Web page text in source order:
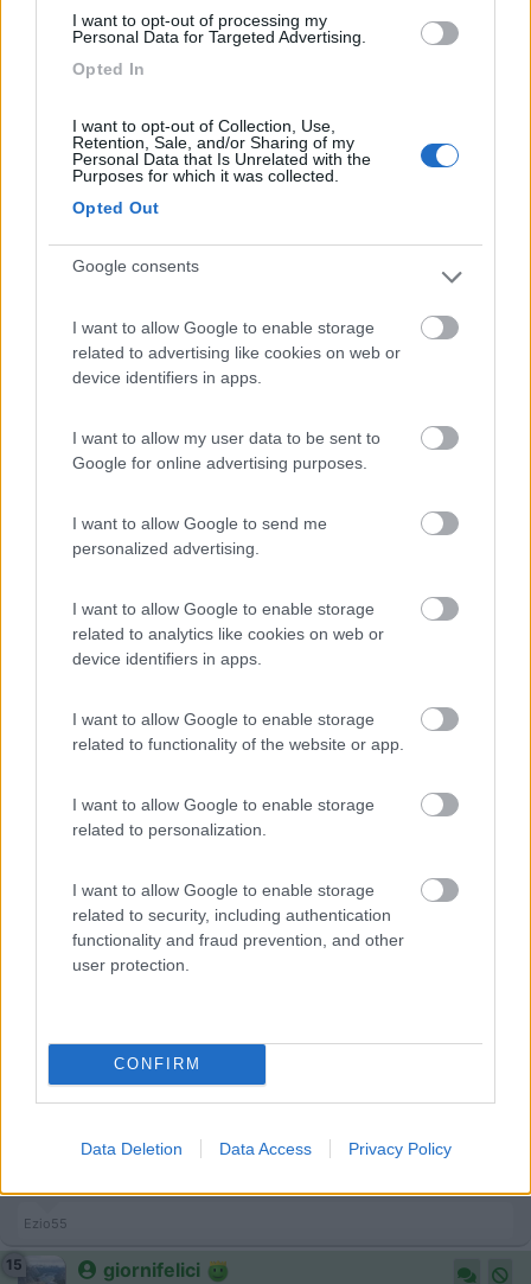
I want to opt-out of processing my
Personal Data for Targeted Advertising.
Opted In
I want to opt-out of Collection, Use,
Retention, Sale, and/or Sharing of my
Personal Data that Is Unrelated with the
Purposes for which it was collected.
Opted Out
Google consents
I want to allow Google to enable storage
related to advertising like cookies on web or
device identifiers in apps.
I want to allow my user data to be sent to
Google for online advertising purposes.
I want to allow Google to send me
personalized advertising.
I want to allow Google to enable storage
related to analytics like cookies on web or
device identifiers in apps.
I want to allow Google to enable storage
related to functionality of the website or app.
I want to allow Google to enable storage
related to personalization.
I want to allow Google to enable storage
related to security, including authentication
functionality and fraud prevention, and other
user protection.
CONFIRM
Data Deletion Data Access Privacy Policy
primo tagliando, potevo avere problemi con la garanzia. Mi fu
risposto esattamente di no, ma che se facevo molti percorsi
urbani "era consigliato" cambiare l'olio ogni 12 mesi (come
dal momento che questo tipo di uso non è formalmente
verificabile/tracciabile, la cosa per me era finita lì.
Ora dal manuale d'uso del tuo Eu6 150cv, vedo che invece è
così) che nel caso di percorrenze annuali inferiori ai 10000km, è
necessario sostituire olio e filtro ogni 12 mesi.
che fanno fede, quindi non si scappa, se ogni anno i km
percorsi sono inferiori a 10000, occorre cambiare olio e filtro
obbligatoriamente (perlomeno nel periodo di garanzia).
Mi confermi questo? Perchè non sono riuscito a scaricare il pdf
del manuale che hai allegato (non ho ancora il numero di telaio).
ai 13000/15000km all'anno, per cui (se confermati, ma non è
detto..) sarei vicino al "confine" chilometrico.
Modificato da nanonet il 04/03/2018 alle 20:46:50
Inserito il04/03/2018 alle:20:48:55
alle19:46:40
Ciao ezio55, no non faccio nessuna confusione, ho già specificato che i
tagliandi probabilmente saranno 2 o 3 in cinque anni ma i cambi olio filtro
e controlli saranno 5 cioè 1 all'anno in quanto il libretto di uso e
Ti ringrazio per la precisazione, alla quale dovrò fare
attenzione...
Sul precedente euro 5 non c'era questa specifica, appena vado
al camper mi leggo il manuale uso e manutenzione.
Ezio55
15 giornifelici